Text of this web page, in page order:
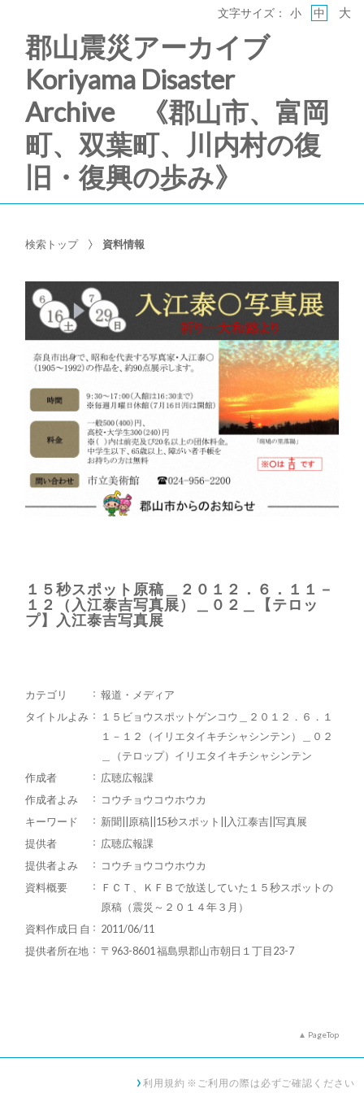
郡山震災アーカイブ
Koriyama Disaster
Archive 《郡山市、富岡
町、双葉町、川内村の復
旧・復興の歩み》
文字サイズ： 小 中 大
検索トップ 資料情報
１５秒スポット原稿＿２０１２．６．１１－
１２（入江泰吉写真展）＿０２＿【テロッ
プ】入江泰吉写真展
カテゴリ
報道・メディア
タイトルよみ
１５ビョウスポットゲンコウ＿２０１２．６．１
１－１２（イリエタイキチシャシンテン）＿０２
＿（テロップ）イリエタイキチシャシンテン
作成者
広聴広報課
作成者よみ
コウチョウコウホウカ
キーワード
新聞||原稿||15秒スポット||入江泰吉||写真展
提供者
広聴広報課
提供者よみ
コウチョウコウホウカ
資料概要
ＦＣＴ、ＫＦＢで放送していた１５秒スポットの
原稿（震災～２０１４年３月）
資料作成日 自
2011/06/11
提供者所在地
〒963-8601 福島県郡山市朝日１丁目23-7
PageTop
利用規約 ※ご利用の際は必ずご確認ください